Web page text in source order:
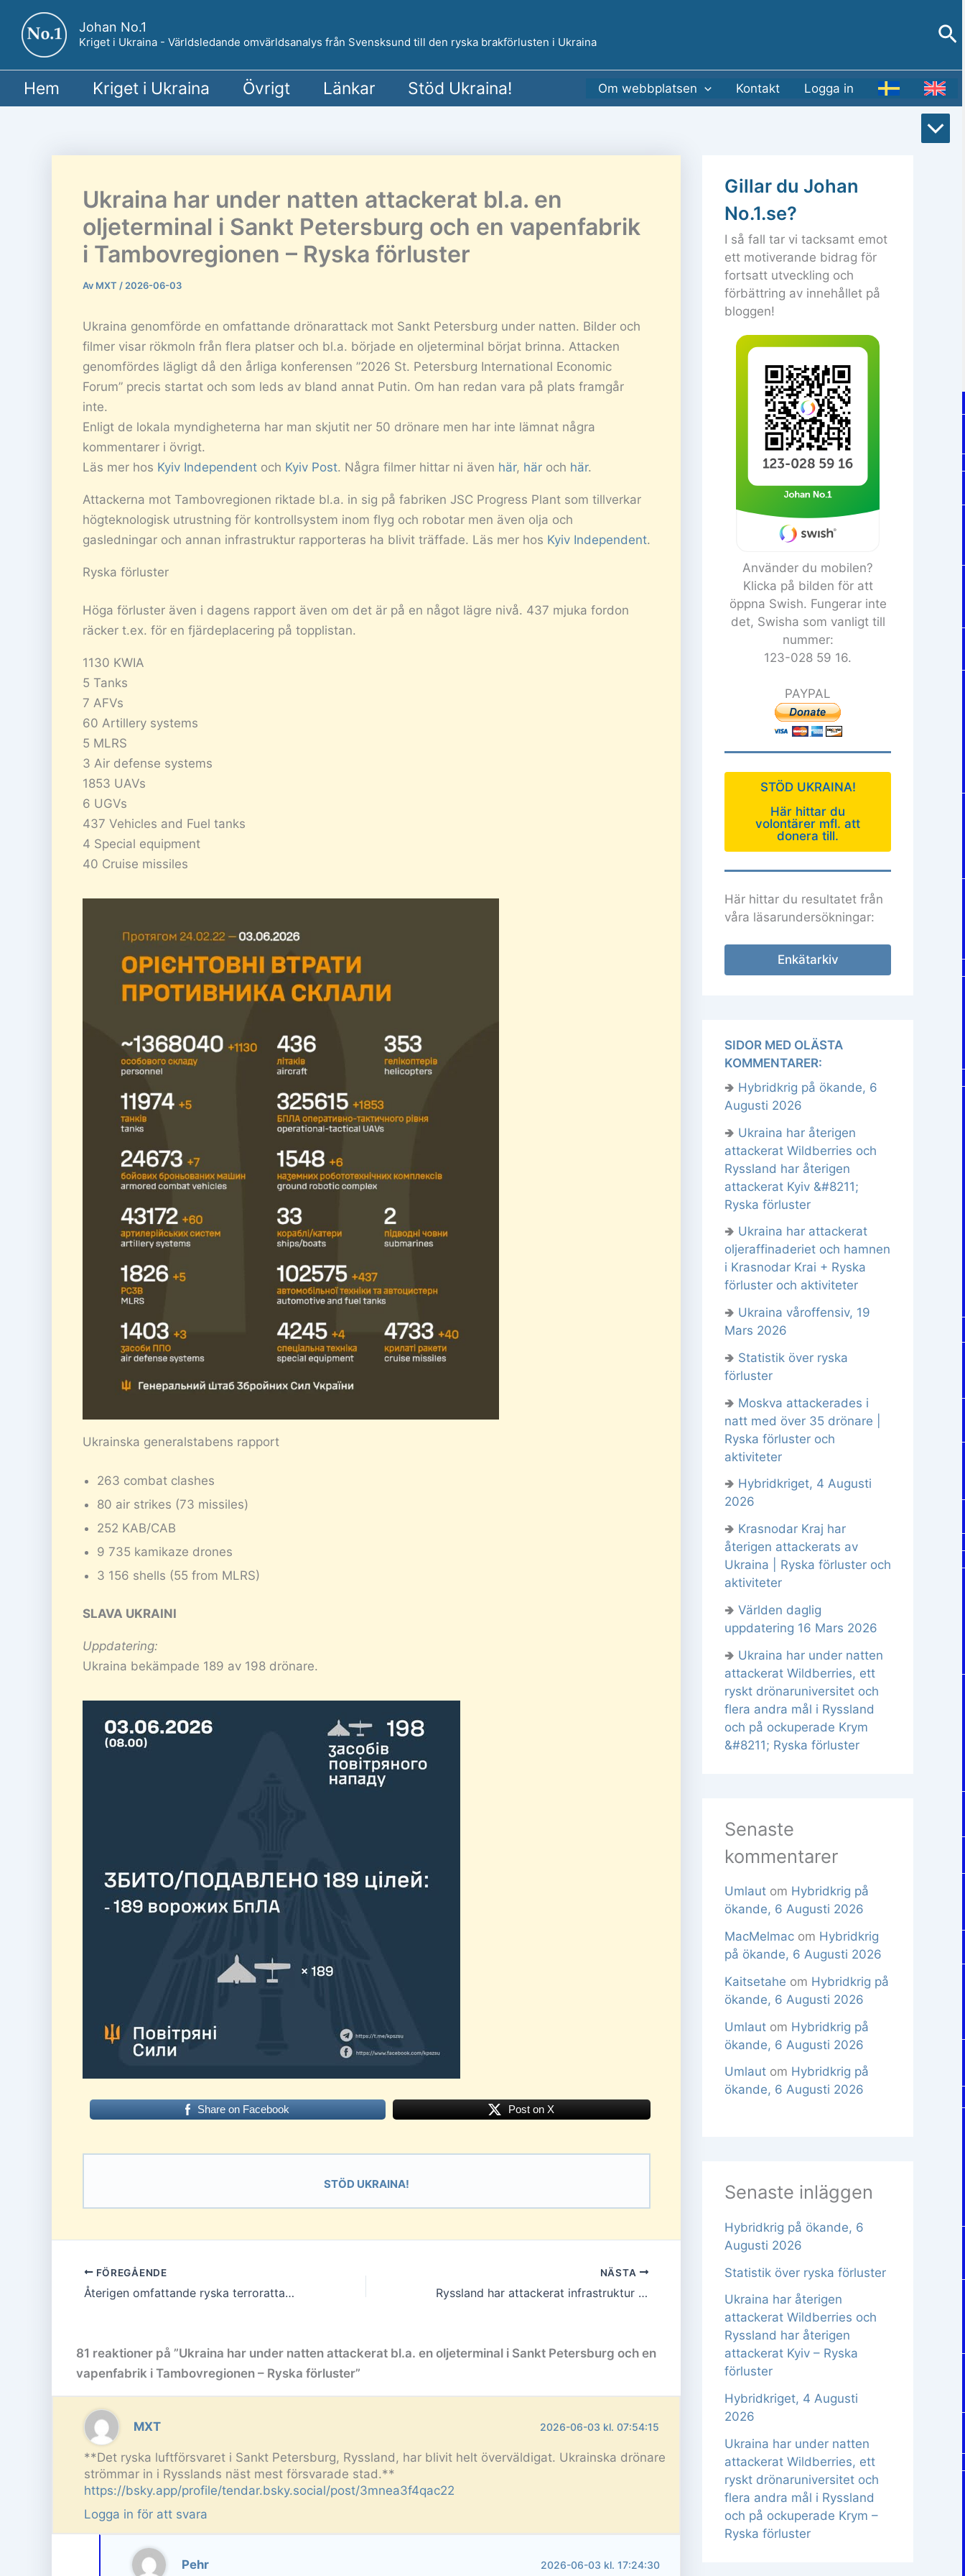
Hoppa
innehåll
Johan No.1
Kriget i Ukraina - Världsledande omvärldsanalys från Svensksund till den ryska brakförlusten i Ukraina
Hem Kriget i Ukraina Övrigt Länkar Stöd Ukraina! Om webbplatsen Kontakt Logga in
Ukraina har under natten attackerat bl.a. en
oljeterminal i Sankt Petersburg och en vapenfabrik
i Tambovregionen – Ryska förluster
Av MXT / 2026-06-03
Ukraina genomförde en omfattande drönarattack mot Sankt Petersburg under natten. Bilder och
filmer visar rökmoln från flera platser och bl.a. började en oljeterminal börjat brinna. Attacken
genomfördes lägligt då den årliga konferensen ”2026 St. Petersburg International Economic
Forum” precis startat och som leds av bland annat Putin. Om han redan vara på plats framgår
inte.
Enligt de lokala myndigheterna har man skjutit ner 50 drönare men har inte lämnat några
kommentarer i övrigt.
Läs mer hos Kyiv Independentoch Kyiv Post. Några filmer hittar ni även här, häroch här.
Attackerna mot Tambovregionen riktade bl.a. in sig på fabriken JSC Progress Plant som tillverkar
högteknologisk utrustning för kontrollsystem inom flyg och robotar men även olja och
gasledningar och annan infrastruktur rapporteras ha blivit träffade. Läs mer hos Kyiv Independent.
Ryska förluster
Höga förluster även i dagens rapport även om det är på en något lägre nivå. 437 mjuka fordon
räcker t.ex. för en fjärdeplacering på topplistan.
1130 KWIA
5 Tanks
7 AFVs
60 Artillery systems
5 MLRS
3 Air defense systems
1853 UAVs
6 UGVs
437 Vehicles and Fuel tanks
4 Special equipment
40 Cruise missiles
Ukrainska generalstabens rapport
263 combat clashes
80 air strikes (73 missiles)
252 KAB/CAB
9 735 kamikaze drones
3 156 shells (55 from MLRS)
SLAVA UKRAINI
Uppdatering:
Ukraina bekämpade 189 av 198 drönare.
Share on Facebook Post on X
STÖD UKRAINA!
FÖREGÅENDE
Återigen omfattande ryska terrorattacker mot Ukraina under natten, 9 döda och 105 skadade – Höga ryska förluster
NÄSTA
Ryssland har attackerat infrastruktur och använder nu återigen fosfor mot bostadsbebyggelse i Ukraina – Ryska förluster
81 reaktioner på ”Ukraina har under natten attackerat bl.a. en oljeterminal i Sankt Petersburg och en
vapenfabrik i Tambovregionen – Ryska förluster”
MXT 2026-06-03 kl. 07:54:15
**Det ryska luftförsvaret i Sankt Petersburg, Ryssland, har blivit helt överväldigat. Ukrainska drönare
strömmar in i Rysslands näst mest försvarade stad.**
https://bsky.app/profile/tendar.bsky.social/post/3mnea3f4qac22
Logga in för att svara
Pehr 2026-06-03 kl. 17:24:30
Gillar du Johan
No.1.se?
I så fall tar vi tacksamt emot
ett motiverande bidrag för
fortsatt utveckling och
förbättring av innehållet på
bloggen!
Använder du mobilen?
Klicka på bilden för att
öppna Swish. Fungerar inte
det, Swisha som vanligt till
nummer:
123-028 59 16.
PAYPAL
STÖD UKRAINA!
Här hittar du
volontärer mfl. att
donera till.
Här hittar du resultatet från
våra läsarundersökningar:
Enkätarkiv
SIDOR MED OLÄSTA
KOMMENTARER:
🢂 Hybridkrig på ökande, 6
Augusti 2026
🢂 Ukraina har återigen
attackerat Wildberries och
Ryssland har återigen
attackerat Kyiv &#8211;
Ryska förluster
🢂 Ukraina har attackerat
oljeraffinaderiet och hamnen
i Krasnodar Krai + Ryska
förluster och aktiviteter
🢂 Ukraina våroffensiv, 19
Mars 2026
🢂 Statistik över ryska
förluster
🢂 Moskva attackerades i
natt med över 35 drönare |
Ryska förluster och
aktiviteter
🢂 Hybridkriget, 4 Augusti
2026
🢂 Krasnodar Kraj har
återigen attackerats av
Ukraina | Ryska förluster och
aktiviteter
🢂 Världen daglig
uppdatering 16 Mars 2026
🢂 Ukraina har under natten
attackerat Wildberries, ett
ryskt drönaruniversitet och
flera andra mål i Ryssland
och på ockuperade Krym
&#8211; Ryska förluster
Senaste
kommentarer
Umlautom Hybridkrig på
ökande, 6 Augusti 2026
MacMelmacom Hybridkrig
på ökande, 6 Augusti 2026
Kaitsetahe om Hybridkrig på
ökande, 6 Augusti 2026
Umlautom Hybridkrig på
ökande, 6 Augusti 2026
Umlautom Hybridkrig på
ökande, 6 Augusti 2026
Senaste inläggen
Hybridkrig på ökande, 6
Augusti 2026
Statistik över ryska förluster
Ukraina har återigen
attackerat Wildberries och
Ryssland har återigen
attackerat Kyiv – Ryska
förluster
Hybridkriget, 4 Augusti
2026
Ukraina har under natten
attackerat Wildberries, ett
ryskt drönaruniversitet och
flera andra mål i Ryssland
och på ockuperade Krym –
Ryska förluster